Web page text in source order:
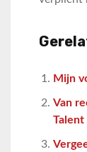
Mijn
Van
Talent